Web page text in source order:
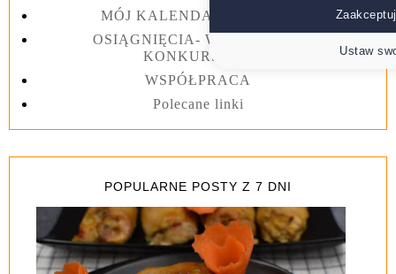
MÓJ KALENDARZ 2023 rok
OSIĄGNIĘCIA- WYGRANE W
KONKURSACH
WSPÓŁPRACA
Polecane linki
POPULARNE POSTY Z 7 DNI
Ustaw